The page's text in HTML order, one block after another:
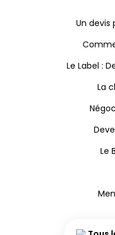
Un devis
Le Label :
La
Le